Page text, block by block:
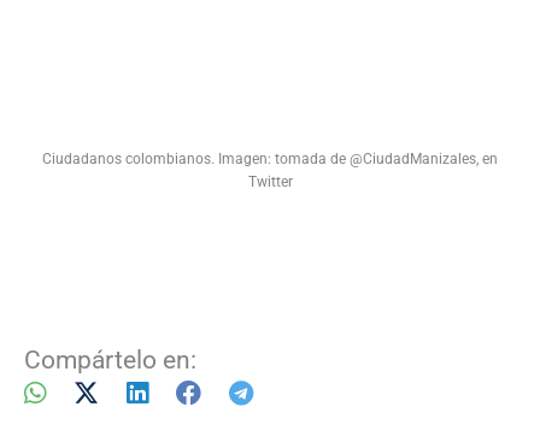
Ciudadanos colombianos. Imagen: tomada de @CiudadManizales, en
Twitter
Compártelo en: